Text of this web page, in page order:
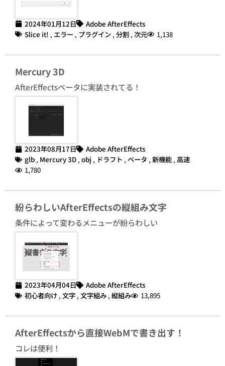
2024年01月12日
Adobe AfterEffects
Slice it! , エラー , プラグイン , 分割 , 次元 1,138
Mercury 3D
AfterEffectsベータに実装されてる！
2023年08月17日
Adobe AfterEffects
glb , Mercury 3D , obj , ドラフト , ベータ , 新機能 , 高速
1,780
紛らわしいAfterEffectsの縦組み文字
条件によって変わるメニューが紛らわしい
2023年04月04日
Adobe AfterEffects
初心者向け , 文字 , 文字組み , 縦組み 13,895
AfterEffectsから直接WebMで書き出す！
コレは便利！